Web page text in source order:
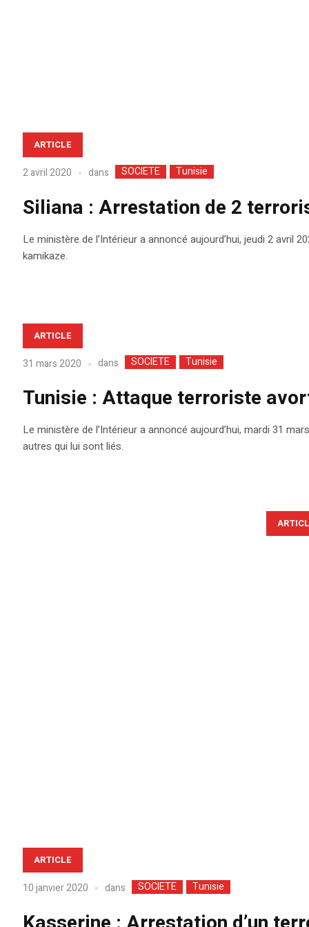
ARTICLE
2 avril 2020 dans SOCIETE Tunisie
Siliana : Arrestation de 2
Le ministère de l’Intérieur a annoncé aujourd’hui, jeudi 2 avril
kamikaze.
ARTICLE
31 mars 2020 dans SOCIETE Tunisie
Tunisie : Attaque terroriste
Le ministère de l’Intérieur a annoncé aujourd’hui, mardi 31
autres qui lui sont liés.
ARTICLE
10 janvier 2020 dans SOCIETE Tunisie